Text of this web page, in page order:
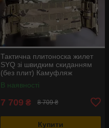
Тактична плитоноска жилет
SYQ зі швидким скиданням
(без плит) Камуфляж
В наявності
7 709 ₴ 8 709 ₴
Купити